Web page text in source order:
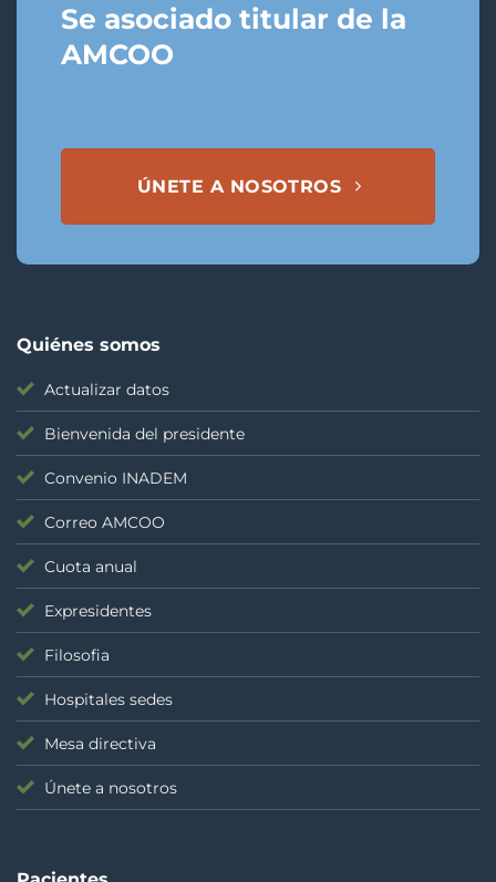
Se asociado titular de la
AMCOO
ÚNETE A NOSOTROS
Quiénes somos
Actualizar datos
Bienvenida del presidente
Convenio INADEM
Correo AMCOO
Cuota anual
Expresidentes
Filosofia
Hospitales sedes
Mesa directiva
Únete a nosotros